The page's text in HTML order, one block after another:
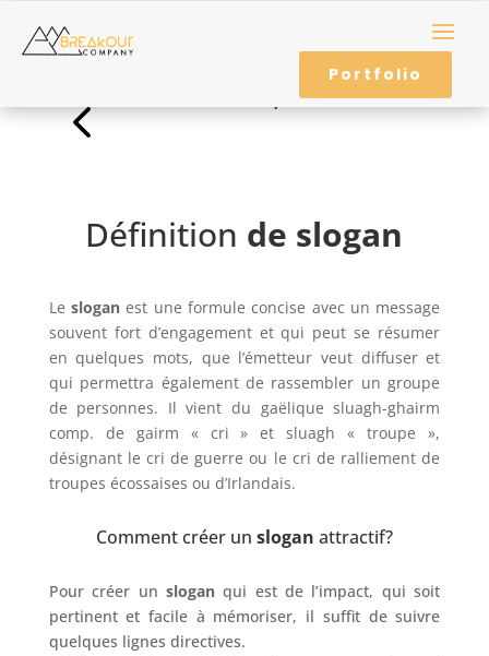
Portfolio
4 Retour au Lexique
Définition de slogan
Leslogan est une formule concise avec un message
souvent fort d’engagement et qui peut se résumer
en quelques mots, que l’émetteur veut diffuser et
qui permettra également de rassembler un groupe
de personnes. Il vientdu gaëlique sluagh-ghairm
comp. de gairm « cri » et sluagh « troupe »,
désignant le cri de guerre ou le cri de ralliement de
troupes écossaises ou d’Irlandais.
Comment créer un slogan attractif?
Pour créer un sloganqui est de l’impact, qui soit
pertinent et facile à mémoriser, il suffit de suivre
quelques lignes directives.